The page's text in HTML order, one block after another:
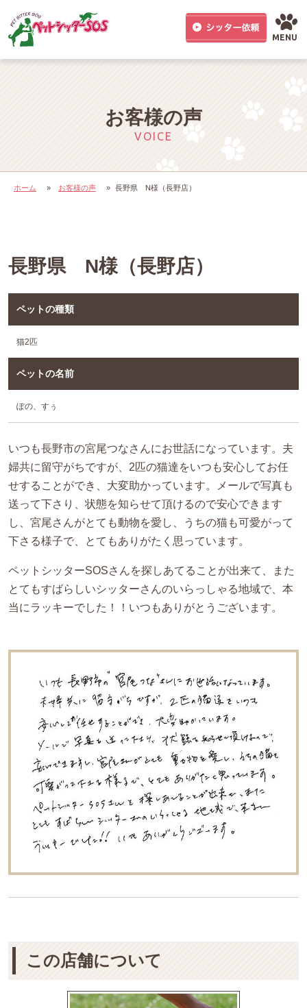
MENU
お客様の声
VOICE
ホーム » お客様の声 » 長野県 N様（長野店）
長野県 N様（長野店）
ペットの種類
猫2匹
ペットの名前
ぽの、すぅ
いつも長野市の宮尾つなさんにお世話になっています。夫
婦共に留守がちですが、2匹の猫達をいつも安心してお任
せすることができ、大変助かっています。メールで写真も
送って下さり、状態を知らせて頂けるので安心できます
し、宮尾さんがとても動物を愛し、うちの猫も可愛がって
下さる様子で、とてもありがたく思っています。
ペットシッターSOSさんを探しあてることが出来て、また
とてもすばらしいシッターさんのいらっしゃる地域で、本
当にラッキーでした！！いつもありがとうございます。
この店舗について